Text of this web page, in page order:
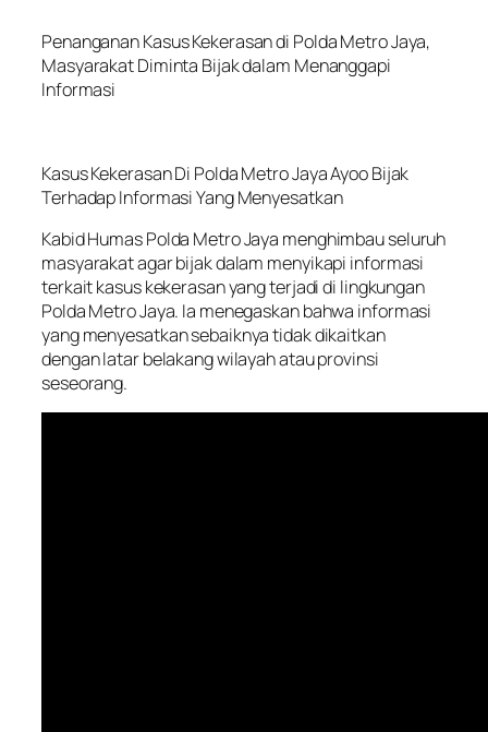
Penanganan Kasus Kekerasan di Polda Metro Jaya,
Masyarakat Diminta Bijak dalam Menanggapi
Informasi
Kasus Kekerasan Di Polda Metro Jaya Ayoo Bijak
Terhadap Informasi Yang Menyesatkan
Kabid Humas Polda Metro Jaya menghimbau seluruh
masyarakat agar bijak dalam menyikapi informasi
terkait kasus kekerasan yang terjadi di lingkungan
Polda Metro Jaya. Ia menegaskan bahwa informasi
yang menyesatkan sebaiknya tidak dikaitkan
dengan latar belakang wilayah atau provinsi
seseorang.